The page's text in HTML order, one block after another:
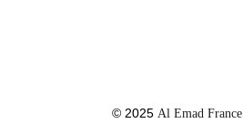
© 2025 Al Emad France